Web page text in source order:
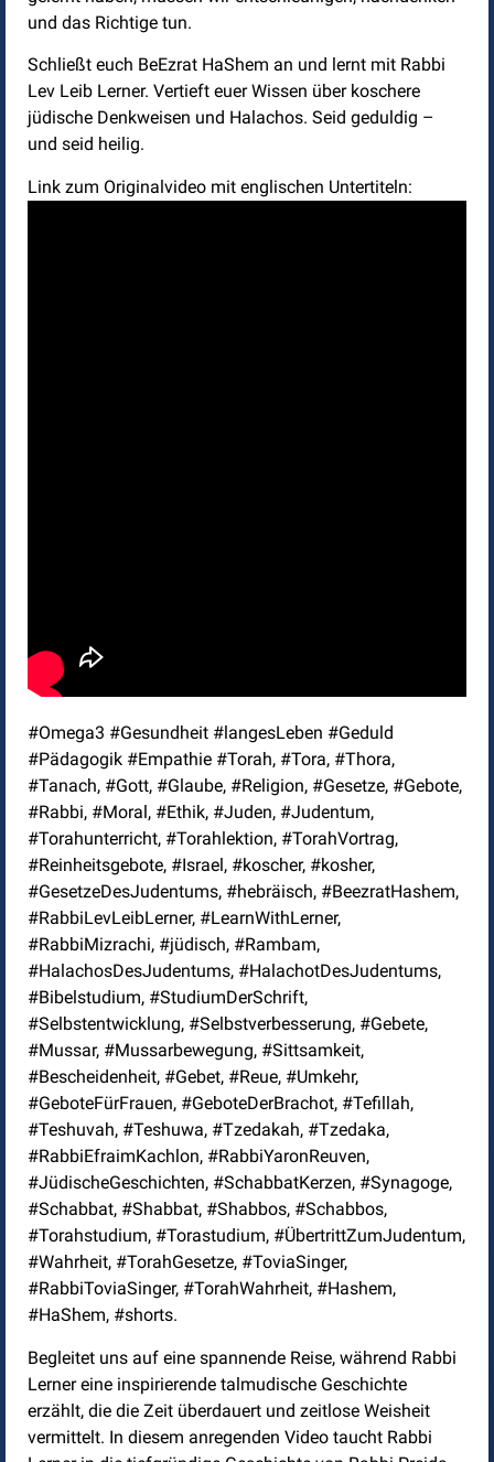
und das Richtige tun.
Schließt euch BeEzrat HaShem an und lernt mit Rabbi
Lev Leib Lerner. Vertieft euer Wissen über koschere
jüdische Denkweisen und Halachos. Seid geduldig –
und seid heilig.
Link zum Originalvideo mit englischen Untertiteln:
#Omega3 #Gesundheit #langesLeben #Geduld
#Pädagogik #Empathie #Torah, #Tora, #Thora,
#Tanach, #Gott, #Glaube, #Religion, #Gesetze, #Gebote,
#Rabbi, #Moral, #Ethik, #Juden, #Judentum,
#Torahunterricht, #Torahlektion, #TorahVortrag,
#Reinheitsgebote, #Israel, #koscher, #kosher,
#GesetzeDesJudentums, #hebräisch, #BeezratHashem,
#RabbiLevLeibLerner, #LearnWithLerner,
#RabbiMizrachi, #jüdisch, #Rambam,
#HalachosDesJudentums, #HalachotDesJudentums,
#Bibelstudium, #StudiumDerSchrift,
#Selbstentwicklung, #Selbstverbesserung, #Gebete,
#Mussar, #Mussarbewegung, #Sittsamkeit,
#Bescheidenheit, #Gebet, #Reue, #Umkehr,
#GeboteFürFrauen, #GeboteDerBrachot, #Tefillah,
#Teshuvah, #Teshuwa, #Tzedakah, #Tzedaka,
#RabbiEfraimKachlon, #RabbiYaronReuven,
#JüdischeGeschichten, #SchabbatKerzen, #Synagoge,
#Schabbat, #Shabbat, #Shabbos, #Schabbos,
#Torahstudium, #Torastudium, #ÜbertrittZumJudentum,
#Wahrheit, #TorahGesetze, #ToviaSinger,
#RabbiToviaSinger, #TorahWahrheit, #Hashem,
#HaShem, #shorts.
Begleitet uns auf eine spannende Reise, während Rabbi
Lerner eine inspirierende talmudische Geschichte
erzählt, die die Zeit überdauert und zeitlose Weisheit
vermittelt. In diesem anregenden Video taucht Rabbi